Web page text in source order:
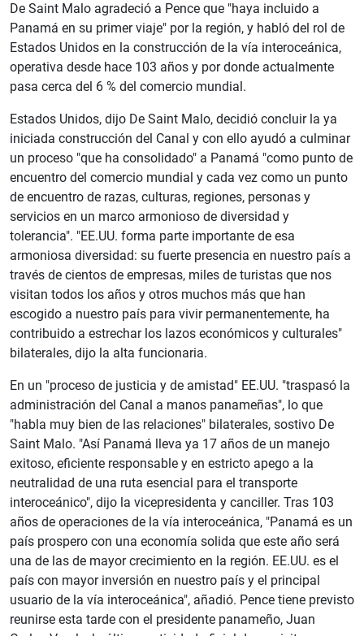
De Saint Malo agradeció a Pence que "haya incluido a
Panamá en su primer viaje" por la región, y habló del rol de
Estados Unidos en la construcción de la vía interoceánica,
operativa desde hace 103 años y por donde actualmente
pasa cerca del 6 % del comercio mundial.
Estados Unidos, dijo De Saint Malo, decidió concluir la ya
iniciada construcción del Canal y con ello ayudó a culminar
un proceso "que ha consolidado" a Panamá "como punto de
encuentro del comercio mundial y cada vez como un punto
de encuentro de razas, culturas, regiones, personas y
servicios en un marco armonioso de diversidad y
tolerancia". "EE.UU. forma parte importante de esa
armoniosa diversidad: su fuerte presencia en nuestro país a
través de cientos de empresas, miles de turistas que nos
visitan todos los años y otros muchos más que han
escogido a nuestro país para vivir permanentemente, ha
contribuido a estrechar los lazos económicos y culturales"
bilaterales, dijo la alta funcionaria.
En un "proceso de justicia y de amistad" EE.UU. "traspasó la
administración del Canal a manos panameñas", lo que
"habla muy bien de las relaciones" bilaterales, sostivo De
Saint Malo. "Así Panamá lleva ya 17 años de un manejo
exitoso, eficiente responsable y en estricto apego a la
neutralidad de una ruta esencial para el transporte
interoceánico", dijo la vicepresidenta y canciller. Tras 103
años de operaciones de la vía interoceánica, "Panamá es un
país prospero con una economía solida que este año será
una de las de mayor crecimiento en la región. EE.UU. es el
país con mayor inversión en nuestro país y el principal
usuario de la vía interoceánica", añadió. Pence tiene previsto
reunirse esta tarde con el presidente panameño, Juan